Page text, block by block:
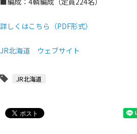
詳しくはこちら（PDF形式）
JR北海道 ウェブサイト
JR北海道